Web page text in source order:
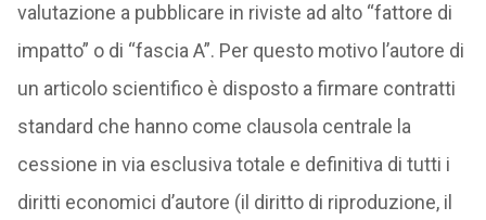
valutazione a pubblicare in riviste ad alto “fattore di
impatto” o di “fascia A”. Per questo motivo l’autore di
un articolo scientifico è disposto a firmare contratti
standard che hanno come clausola centrale la
cessione in via esclusiva totale e definitiva di tutti i
diritti economici d’autore (il diritto di riproduzione, il